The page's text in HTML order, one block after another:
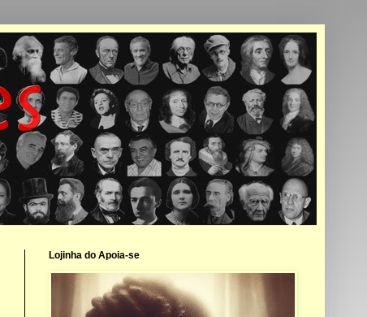
Lojinha do Apoia-se